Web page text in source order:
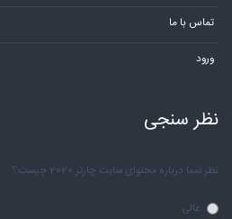
تماس با ما
ورود
نظر سنجی
نظر شما درباره محتوای سایت چارتر 2020 چیست؟
عالی